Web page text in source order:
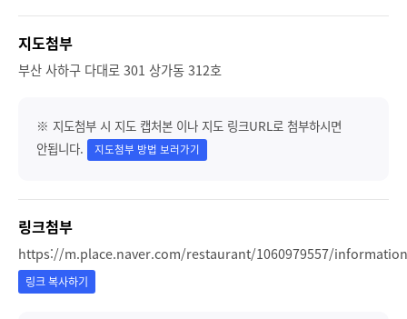
지도첨부
부산 사하구 다대로 301 상가동 312호
※ 지도첨부 시 지도 캡처본 이나 지도 링크URL로 첨부하시면
안됩니다.
지도첨부 방법 보러가기
링크첨부
https://m.place.naver.com/restaurant/1060979557/information
링크 복사하기